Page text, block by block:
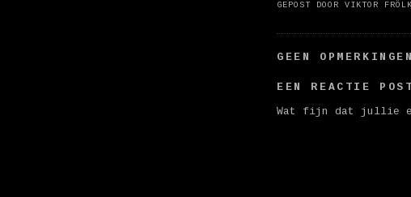
GEPOST DOORVIKTOR
GEEN
EEN REACTIE
Wat fijn dat jullie